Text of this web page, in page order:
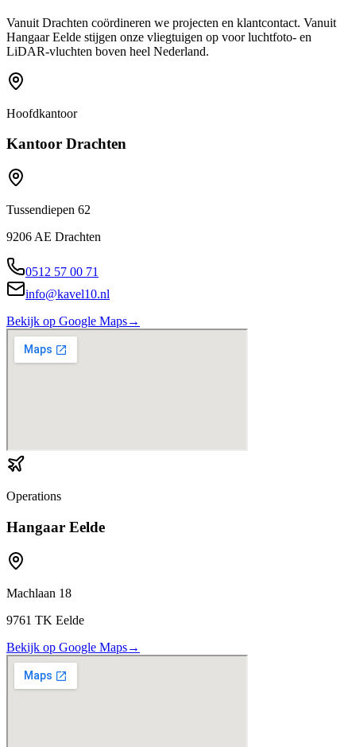
Vanuit Drachten coördineren we projecten en klantcontact. Vanuit
Hangaar Eelde stijgen onze vliegtuigen op voor luchtfoto- en
LiDAR-vluchten boven heel Nederland.
Hoofdkantoor
Kantoor Drachten
Tussendiepen 62
9206 AE Drachten
0512 57 00 71
info@kavel10.nl
Bekijk op Google Maps→
Operations
Hangaar Eelde
Machlaan 18
9761 TK Eelde
Bekijk op Google Maps→